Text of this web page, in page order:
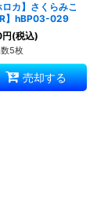
ロカ】さくらみこ
】hBP03-029
円(税込)
5枚
売却する